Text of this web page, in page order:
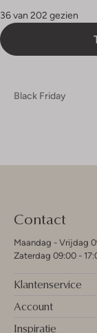
36 van 202 gezien
Black Friday
Contact
Maandag - Vrijdag
Zaterdag 09:00 -
Klantenservice
Account
Inspiratie